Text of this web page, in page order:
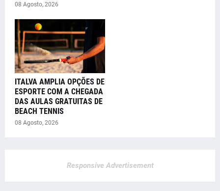
08 Agosto, 2026
ITALVA AMPLIA OPÇÕES DE
ESPORTE COM A CHEGADA
DAS AULAS GRATUITAS DE
BEACH TENNIS
08 Agosto, 2026
Responsive Advertisement